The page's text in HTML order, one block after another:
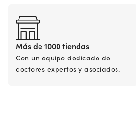
Más de 1000 tiendas
Con un equipo dedicado de
doctores expertos y asociados.